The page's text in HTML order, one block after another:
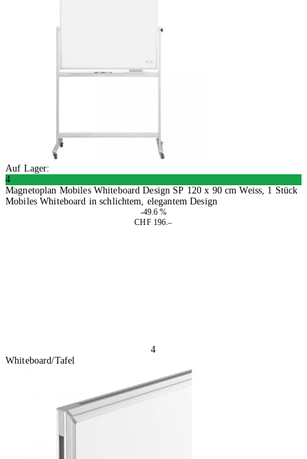
Auf Lager:
4
Magnetoplan Mobiles Whiteboard Design SP 120 x 90 cm Weiss, 1 Stück
Mobiles Whiteboard in schlichtem, elegantem Design
-49.6 %
CHF 196.–
4
Whiteboard/Tafel